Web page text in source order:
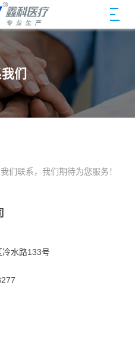
们
们联系，我们期待为您服务！
水路133号